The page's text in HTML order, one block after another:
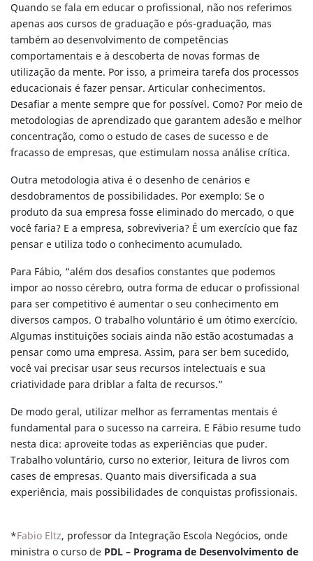
Quando se fala em educar o profissional, não nos referimos
apenas aos cursos de graduação e pós-graduação, mas
também ao desenvolvimento de competências
comportamentais e à descoberta de novas formas de
utilização da mente. Por isso, a primeira tarefa dos processos
educacionais é fazer pensar. Articular conhecimentos.
Desafiar a mente sempre que for possível. Como? Por meio de
metodologias de aprendizado que garantem adesão e melhor
concentração, como o estudo de cases de sucesso e de
fracasso de empresas, que estimulam nossa análise crítica.
Outra metodologia ativa é o desenho de cenários e
desdobramentos de possibilidades. Por exemplo: Se o
produto da sua empresa fosse eliminado do mercado, o que
você faria? E a empresa, sobreviveria? É um exercício que faz
pensar e utiliza todo o conhecimento acumulado.
Para Fábio, “além dos desafios constantes que podemos
impor ao nosso cérebro, outra forma de educar o profissional
para ser competitivo é aumentar o seu conhecimento em
diversos campos. O trabalho voluntário é um ótimo exercício.
Algumas instituições sociais ainda não estão acostumadas a
pensar como uma empresa. Assim, para ser bem sucedido,
você vai precisar usar seus recursos intelectuais e sua
criatividade para driblar a falta de recursos.”
De modo geral, utilizar melhor as ferramentas mentais é
fundamental para o sucesso na carreira. E Fábio resume tudo
nesta dica: aproveite todas as experiências que puder.
Trabalho voluntário, curso no exterior, leitura de livros com
cases de empresas. Quanto mais diversificada a sua
experiência, mais possibilidades de conquistas profissionais.
*Fabio Eltz, professor da Integração Escola Negócios, onde
ministra o curso de PDL – Programa de Desenvolvimento de